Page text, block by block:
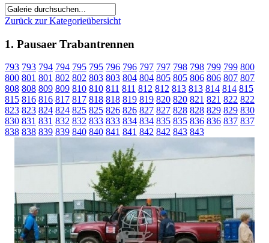
Zurück zur Kategorieübersicht
1. Pausaer Trabantrennen
793 793 794 794 795 795 796 796 797 797 798 798 799 799 800
800 801 801 802 802 803 803 804 804 805 805 806 806 807 807
808 808 809 809 810 810 811 811 812 812 813 813 814 814 815
815 816 816 817 817 818 818 819 819 820 820 821 821 822 822
823 823 824 824 825 825 826 826 827 827 828 828 829 829 830
830 831 831 832 832 833 833 834 834 835 835 836 836 837 837
838 838 839 839 840 840 841 841 842 842 843 843